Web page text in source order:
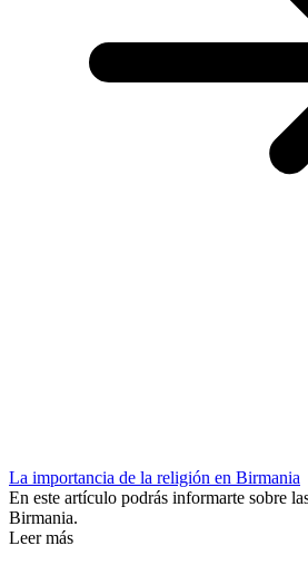
La importancia de la religión en Birmania
En este artículo podrás informarte sobre
Birmania.
Leer más